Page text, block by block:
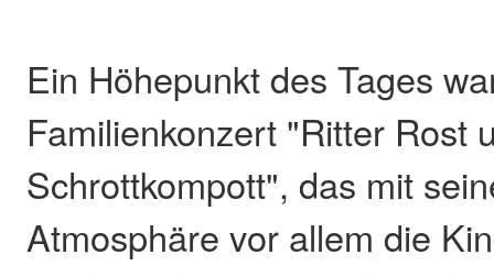
Ein Höhepunkt des Tages
Familienkonzert "Ritter Rost
Schrottkompott", das mit
Atmosphäre vor allem die